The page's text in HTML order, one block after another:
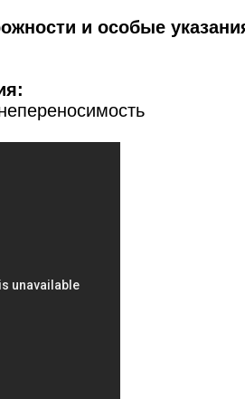
и особые